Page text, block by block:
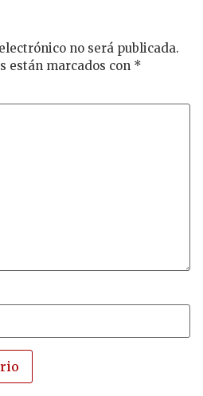
no será publicada.
están marcados con *